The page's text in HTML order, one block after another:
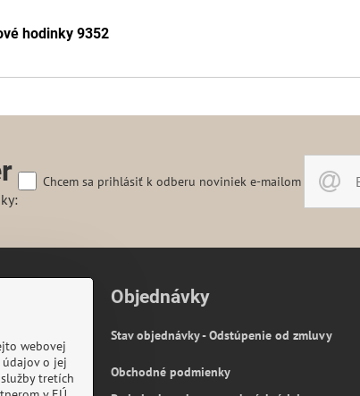
hodinky 9352
Chcem sa prihlásiť k odberu noviniek e-mailom
Objednávky
Stav objednávky - Odstúpenie od zmluvy
Obchodné podmienky
webovej
o jej
tretích